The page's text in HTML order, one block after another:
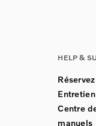
HELP &
Centre
manuels